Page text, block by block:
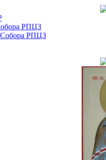
РПЦЗ
Собора РПЦЗ